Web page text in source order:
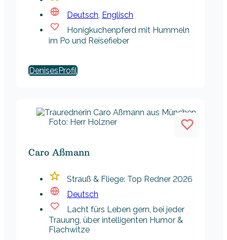
Deutsch, Englisch
Honigkuchenpferd mit Hummeln
im Po und Reisefieber
Denises
Foto: Herr Holzner
Caro Aßmann
Strauß & Fliege: Top Redner 2026
Deutsch
Lacht fürs Leben gern, bei jeder
Trauung, über intelligenten Humor &
Flachwitze